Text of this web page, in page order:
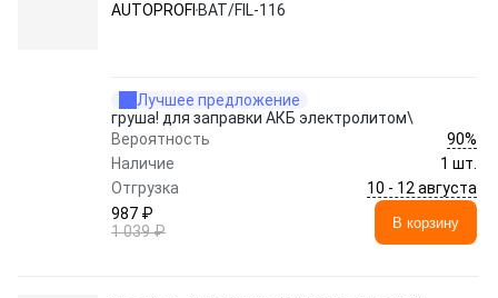
AUTOPROFI BAT/FIL-116
Лучшее предложение
груша! для заправки АКБ электролитом\
Вероятность
90%
Наличие
1 шт.
Отгрузка
10 - 12 августа
987 ₽
1 039 ₽
В корзину